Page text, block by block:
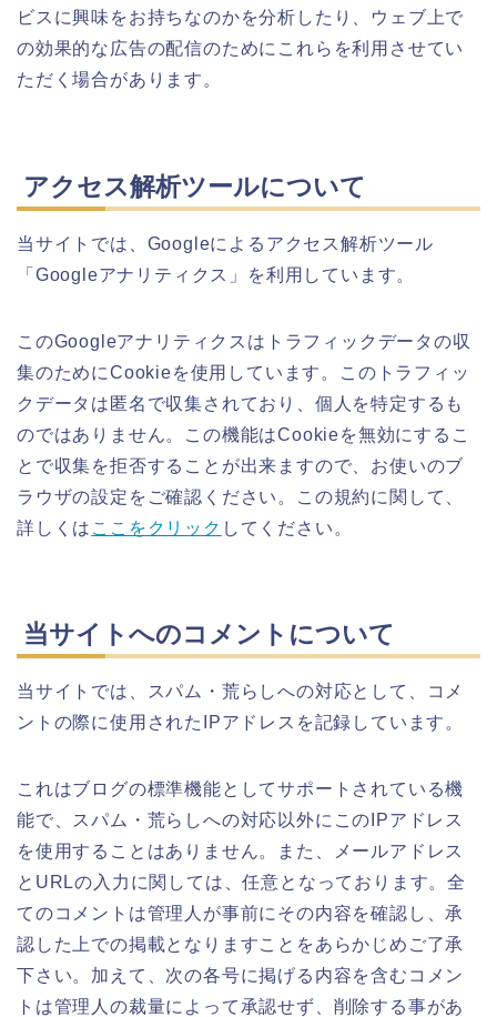
ビスに興味をお持ちなのかを分析したり、ウェブ上で
の効果的な広告の配信のためにこれらを利用させてい
ただく場合があります。
アクセス解析ツールについて
当サイトでは、Googleによるアクセス解析ツール
「Googleアナリティクス」を利用しています。
このGoogleアナリティクスはトラフィックデータの収
集のためにCookieを使用しています。このトラフィッ
クデータは匿名で収集されており、個人を特定するも
のではありません。この機能はCookieを無効にするこ
とで収集を拒否することが出来ますので、お使いのブ
ラウザの設定をご確認ください。この規約に関して、
詳しくは ここをクリック してください。
当サイトへのコメントについて
当サイトでは、スパム・荒らしへの対応として、コメ
ントの際に使用されたIPアドレスを記録しています。
これはブログの標準機能としてサポートされている機
能で、スパム・荒らしへの対応以外にこのIPアドレス
を使用することはありません。また、メールアドレス
とURLの入力に関しては、任意となっております。全
てのコメントは管理人が事前にその内容を確認し、承
認した上での掲載となりますことをあらかじめご了承
下さい。加えて、次の各号に掲げる内容を含むコメン
トは管理人の裁量によって承認せず、削除する事があ